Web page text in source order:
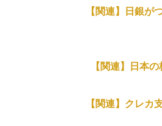
【関連】日銀が
【関連】日本
【関連】クレカ